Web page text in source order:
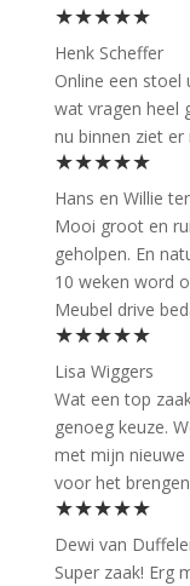
★★★★★
Henk Scheffer
Online een
wat vragen heel
nu binnen ziet
★★★★★
Hans en Willie
Mooi groot en
geholpen. En
10 weken word
Meubel drive
★★★★★
Lisa Wiggers
Wat een top
genoeg keuze.
met mijn nieuwe
voor het
★★★★★
Dewi van
Super zaak! Erg